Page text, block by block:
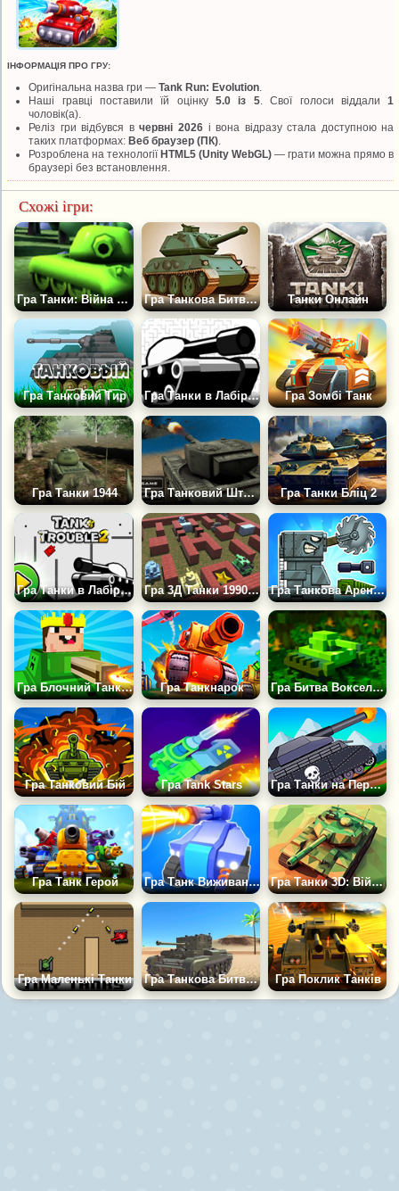
ІНФОРМАЦІЯ ПРО ГРУ:
Оригінальна назва гри —Tank Run: Evolution
Наші гравці поставили їй оцінку5.0 із 5. Свої голоси віддали1
чоловік(а).
Реліз гри відбувся вчервні 2026і вона відразу стала доступною на
таких платформах:Веб браузер (ПК)
Розроблена на технологіїHTML5 (Unity WebGL) — грати можна прямо в
браузері без встановлення.
Схожі ігри:
Гра Танки: Війна Металу Гра Танкова Битва за Територію Танки Онлайн
Гра Танковий Тир Гра Танки в Лабіринті Гра Зомбі Танк
Гра Танки 1944 Гра Танковий Шторм 3 Гра Танки Бліц 2
Гра Танки в Лабіринті 2 Гра 3Д Танки 1990: Бойове Місто Гра Танкова Арена іо: Крафт і Бій
Гра Блочний Танк 3D Гра Танкнарок Гра Битва Воксельних Танків
Гра Танковий Бій Гра Tank Stars Гра Танки на Передовій
Гра Танк Герой Гра Танк Виживання: Шахтар Гра Танки 3D: Війна за Виживання
Гра Маленькі Танки Гра Танкова Битва: Війна в Пустелі Гра Поклик Танків